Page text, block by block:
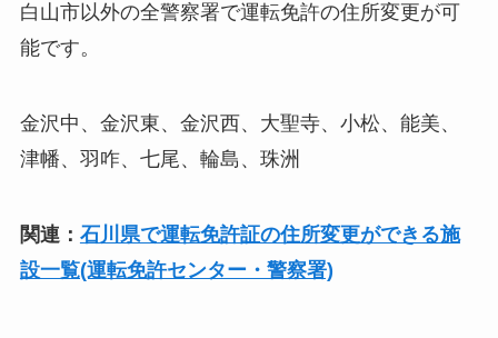
白山市以外の全警察署で運転免許の住所変更が可
能です。
金沢中、金沢東、金沢西、大聖寺、小松、能美、
津幡、羽咋、七尾、輪島、珠洲
関連： 石川県で運転免許証の住所変更ができる施
設一覧(運転免許センター・警察署)